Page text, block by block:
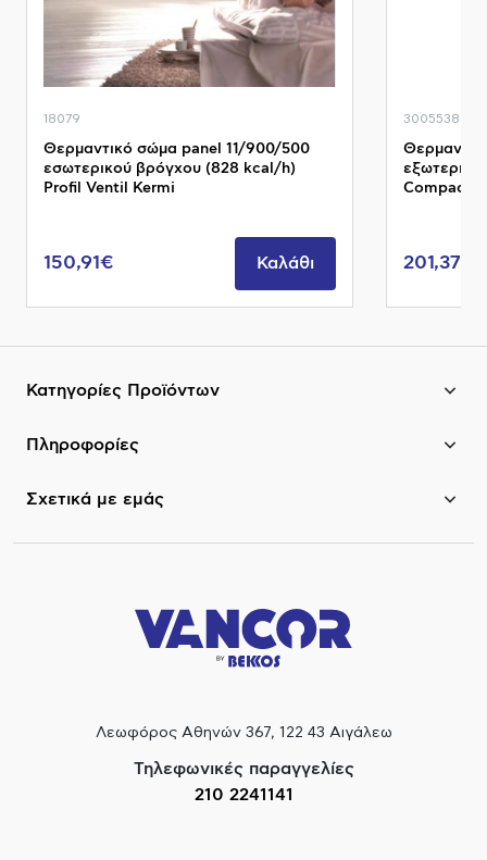
18079
Θερμαντικό σώμα panel 11/900/500
εσωτερικού βρόγχου (828 kcal/h)
Profil Ventil Kermi
150,91€ Καλάθι
3005538
Compact
201,37€
Κατηγορίες Προϊόντων
Πληροφορίες
Σχετικά με εμάς
Λεωφόρος Αθηνών 367, 122 43 Αιγάλεω
Τηλεφωνικές παραγγελίες
210 2241141